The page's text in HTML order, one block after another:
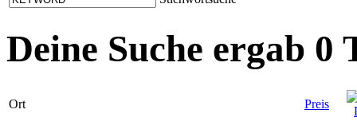
Deine Suche ergab 0
Ort Preis